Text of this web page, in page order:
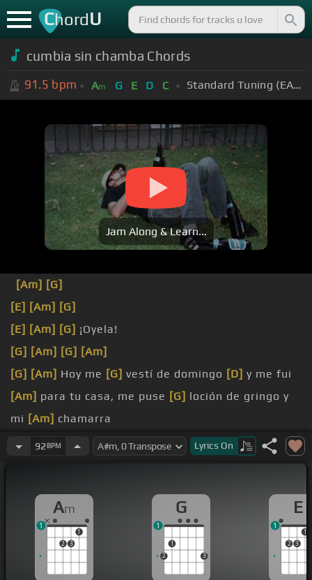
ChordU
cumbia sin chamba Chords
91.5 bpm Am G E D C Standard Tuning (EADGBE)
Jam Along & Learn...
[Am] [G]
[E] [Am] [G]
[E] [Am] [G] ¡Oyela!
[G] [Am] [G] [Am]
[G] [Am] Hoy me [G] vestí de domingo [D] y me fui
[Am] para tu casa, me puse [G] loción de gringo y
mi [Am] chamarra
[Am]en el mugido sillón, el mundo
temblor y cuando él[E]
a mantener?
92 BPM Lyrics On
Am
2 3
1
1
G
2
1
3
1
E
2 3
1
1